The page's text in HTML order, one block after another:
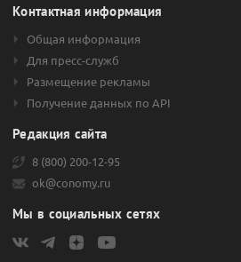
Контактная информация
Общая информация
Для пресс-служб
Размещение рекламы
Получение данных по API
Редакция сайта
8 (800) 200-12-95
ok@conomy.ru
Мы в социальных сетях